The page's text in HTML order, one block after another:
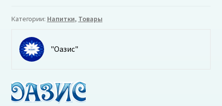
Категории: Напитки, Товары
"Оазис"